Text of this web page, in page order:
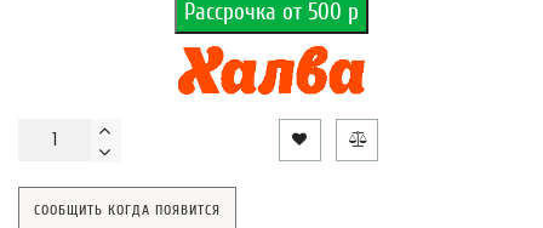
Рассрочка от 500 р
СООБЩИТЬ КОГДА ПОЯВИТСЯ